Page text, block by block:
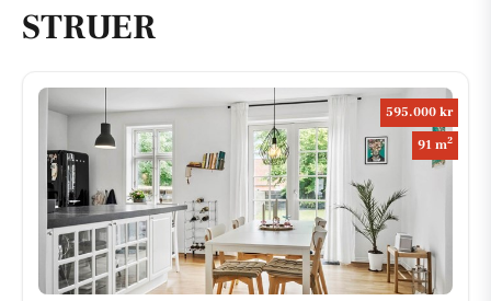
STRUER
595.000 kr
91 m2